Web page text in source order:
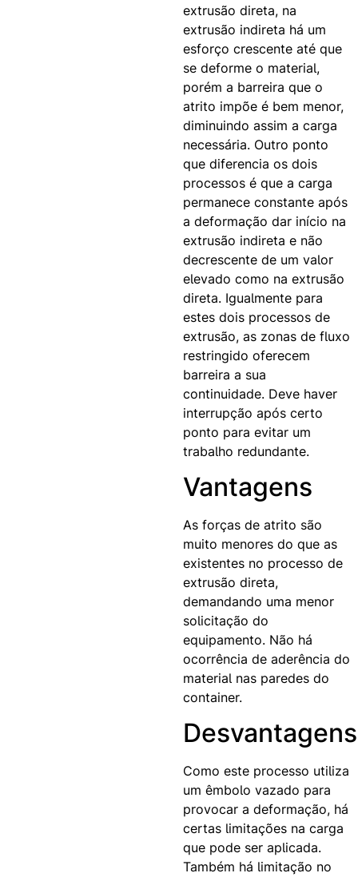
extrusão direta, na
extrusão indireta há um
esforço crescente até que
se deforme o material,
porém a barreira que o
atrito impõe é bem menor,
diminuindo assim a carga
necessária. Outro ponto
que diferencia os dois
processos é que a carga
permanece constante após
a deformação dar início na
extrusão indireta e não
decrescente de um valor
elevado como na extrusão
direta. Igualmente para
estes dois processos de
extrusão, as zonas de fluxo
restringido oferecem
barreira a sua
continuidade. Deve haver
interrupção após certo
ponto para evitar um
trabalho redundante.
Vantagens
As forças de atrito são
muito menores do que as
existentes no processo de
extrusão direta,
demandando uma menor
solicitação do
equipamento. Não há
ocorrência de aderência do
material nas paredes do
container.
Desvantagens
Como este processo utiliza
um êmbolo vazado para
provocar a deformação, há
certas limitações na carga
que pode ser aplicada.
Também há limitação no